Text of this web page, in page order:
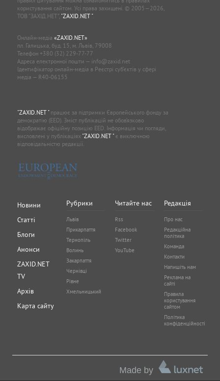
користування сайтом. Усі права захищені. © 2005—2026,
ТОВ “ЗАХІД.НЕТ”, "ZAXID.NET ".
Онлайн-медіа «ZAXID.NET»
пл. Галицька, буд. 15, м. Львів, 79008
Телефон +380 (32) 229-77-77
Адреса електронної пошти — info@zaxid.net
Ідентифікатор онлайн-медіа в Реєстрі суб'єктів у сфері
медіа — R40-06155
"ZAXID.NET "працює за підтримки Європейського фонду за
демократію (EED). Зміст публікацій не обов’язково
відображає офіційну позицію EED. Інформація чи погляди,
висловлені у публікаціях "ZAXID.NET "є виключною
відповідальністю редакції.
Новини
Статті
Блоги
Анонси
ZAXID.NET
TV
Архів
Карта сайту
Рубрики
Львів
Прикарпаття
Тернопіль
Волинь
Закарпаття
Чернівці
Рівне
Хмельницький
Читайте нас
Rss
Facebook
Twitter
YouTube
Редакція
Про нас
Редакційна
політика
Команда
Контакти
Напишіть нам
Реклама на
сайті
Правила
користування
сайтом
Політика
конфіденційності
Made by